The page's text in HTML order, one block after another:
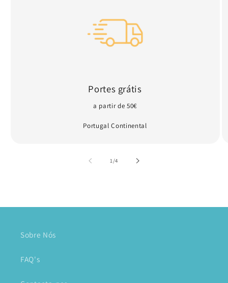
Portes grátis
a partir de 50€
Portugal Continental
1/de
4
Sobre Nós
FAQ's